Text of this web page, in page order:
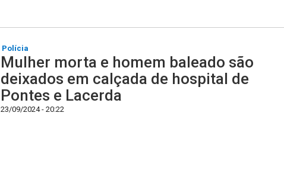
Polícia
Mulher morta e homem baleado são
deixados em calçada de hospital de
Pontes e Lacerda
23/09/2024 - 20:22